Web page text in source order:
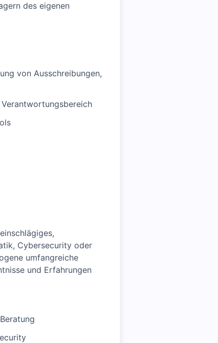
des eigenen
von Ausschreibungen,
Cybersecurity oder
umfangreiche
und Erfahrungen